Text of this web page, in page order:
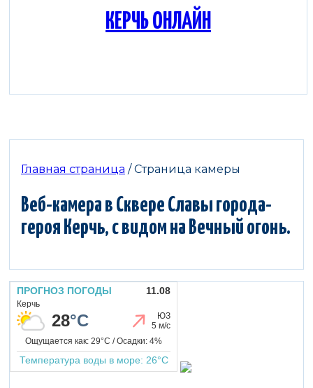
КЕРЧЬ ОНЛАЙН
Главная страница /Страница камеры
Веб-камера в Сквере Славы города-
героя Керчь, с видом на Вечный огонь.